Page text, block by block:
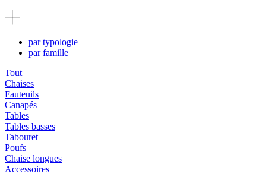
par typologie
par famille
Tout
Chaises
Fauteuils
Canapés
Tables
Tables basses
Tabouret
Poufs
Chaise longues
Accessoires